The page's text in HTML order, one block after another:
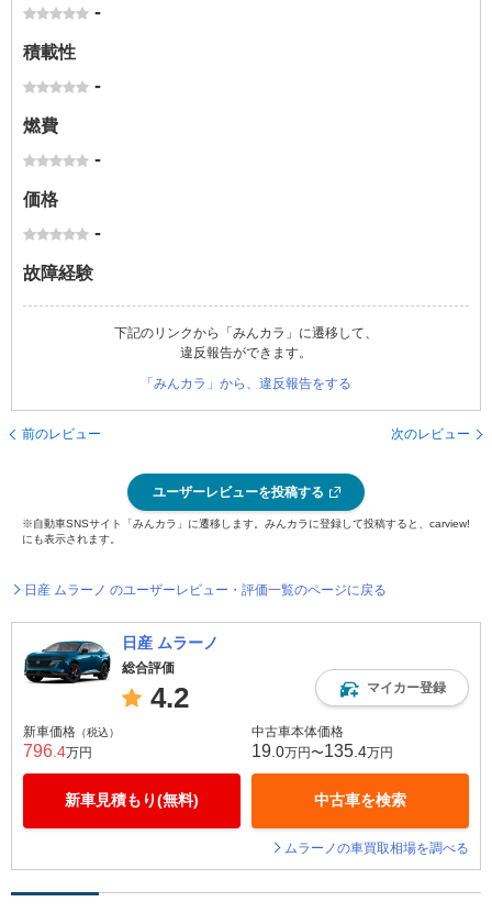
-
積載性
-
燃費
-
価格
-
故障経験
下記のリンクから「みんカラ」に遷移して、
違反報告ができます。
「みんカラ」から、違反報告をする
前のレビュー 次のレビュー
ユーザーレビューを投稿する
※自動車SNSサイト「みんカラ」に遷移します。みんカラに登録して投稿すると、carview!
にも表示されます。
日産 ムラーノ のユーザーレビュー・評価一覧のページに戻る
日産 ムラーノ
総合評価
4.2 マイカー登録
新車価格 （税込）
796 .4万円
新車見積もり(無料)
中古車本体価格
19 .0万円〜135 .4万円
中古車を検索
ムラーノの車買取相場を調べる